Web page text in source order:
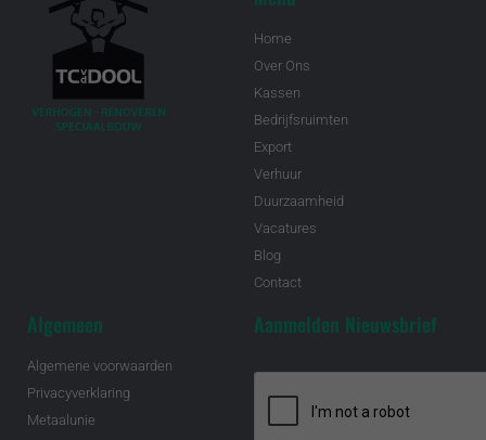
Home
Over Ons
Kassen
Bedrijfsruimten
Export
Verhuur
Duurzaamheid
Vacatures
Blog
Contact
Algemeen
Algemene voorwaarden
Privacyverklaring
Metaalunie
Aanmelden Nieuwsbrief